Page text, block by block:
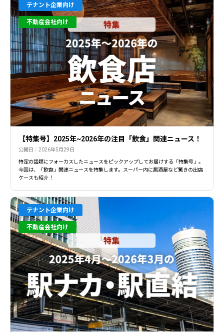
【特集号】2025年~2026年の注目「飲食」関連ニュース！
公開日：2026年5月29日
特定の話題にフォーカスしたニュースをピックアップしてお届けする「特集号」。
今回は、「飲食」関連ニュースを特集します。スーパー内に居酒屋など驚きの出店
ケースも紹介！
テナント企業向け
不動産会社向け
テナント企業向け
不動産会社向け